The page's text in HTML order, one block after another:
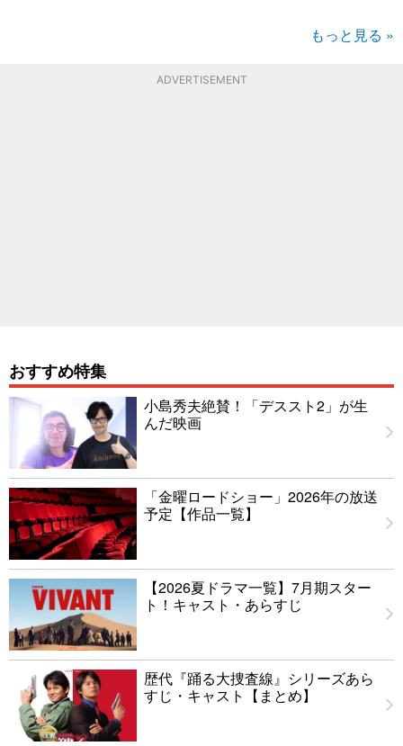
もっと見る »
ADVERTISEMENT
おすすめ特集
小島秀夫絶賛！「デススト2」が生
んだ映画
「金曜ロードショー」2026年の放送
予定【作品一覧】
【2026夏ドラマ一覧】7月期スター
ト！キャスト・あらすじ
歴代『踊る大捜査線』シリーズあら
すじ・キャスト【まとめ】